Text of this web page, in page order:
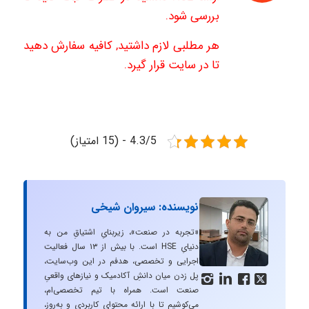
بررسی شود.
هر مطلبی لازم داشتید, کافیه سفارش دهید
تا در سایت قرار گیرد.
4.3/5 - (15 امتیاز)
   
نویسنده: سیروان شیخی
«تجربه در صنعت»، زیربنایِ اشتیاقِ من به
دنیایِ HSE است. با بیش از ۱۳ سال فعالیت
اجرایی و تخصصی، هدفم در این وب‌سایت،
پل زدن میان دانشِ آکادمیک و نیازهای واقعیِ
صنعت است. همراه با تیم تخصصی‌ام،
می‌کوشیم تا با ارائه محتوای کاربردی و به‌روز،